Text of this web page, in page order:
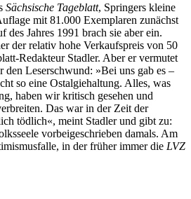
Sächsische Tageblatt, Springers kleine
mit 81.000 Exemplaren zunächst
des Jahres 1991 brach sie aber ein.
der relativ hohe Verkaufspreis von 50
Redakteur Stadler. Aber er vermutet
Leserschwund: »Bei uns gab es –
so eine Ostalgiehaltung. Alles, was
haben wir kritisch gesehen und
Das war in der Zeit der
tödlich«, meint Stadler und gibt zu:
vorbeigeschrieben damals. Am
in der früher immer die LVZ